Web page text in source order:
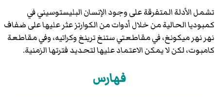
تشمل الأدلة المتفرقة على وجود الإنسان البليستوسيني في
كمبوديا الحالية من خلال أدوات من الكوارتز عثر عليها على ضفاف
نهر نهر ميكونغ، في مقاطعتي ستنغ ترينغ وكراتيه، وفي مقاطعة
كامبوت، لكن لا يمكن الاعتماد عليها لتحديد فترتها الزمنية.
فهارس